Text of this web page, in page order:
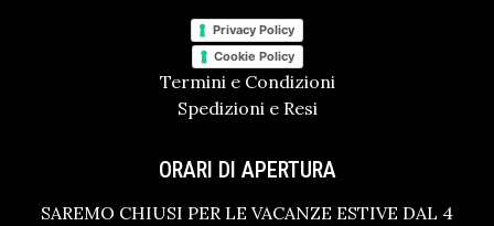
Privacy Policy
Cookie Policy
Termini e Condizioni
Spedizioni e Resi
ORARI DI APERTURA
SAREMO CHIUSI PER LE VACANZE ESTIVE DAL 4